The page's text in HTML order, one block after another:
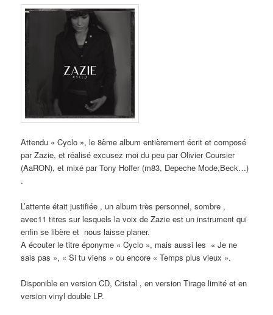
Attendu « Cyclo », le 8ème album entièrement écrit et composé
par Zazie, et réalisé excusez moi du peu par Olivier Coursier
(AaRON), et mixé par Tony Hoffer (m83, Depeche Mode,Beck…)
.
L’attente était justifiée , un album très personnel, sombre ,
avec11 titres sur lesquels la voix de Zazie est un instrument qui
enfin se libère et nous laisse planer.
A écouter le titre éponyme « Cyclo », mais aussi les « Je ne
sais pas », « Si tu viens » ou encore « Temps plus vieux ».
Disponible en version CD, Cristal , en version Tirage limité et en
version vinyl double LP.